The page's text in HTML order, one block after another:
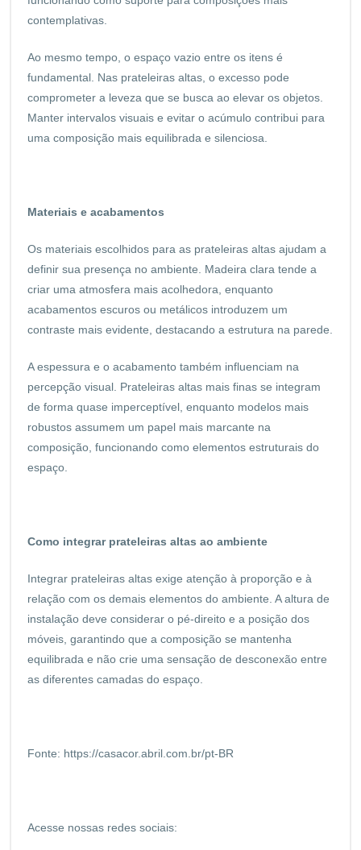
contemplativas.
Ao mesmo tempo, o espaço vazio entre os itens é
fundamental. Nas prateleiras altas, o excesso pode
comprometer a leveza que se busca ao elevar os objetos.
Manter intervalos visuais e evitar o acúmulo contribui para
uma composição mais equilibrada e silenciosa.
Materiais e acabamentos
Os materiais escolhidos para as prateleiras altas ajudam a
definir sua presença no ambiente. Madeira clara tende a
criar uma atmosfera mais acolhedora, enquanto
acabamentos escuros ou metálicos introduzem um
contraste mais evidente, destacando a estrutura na parede.
A espessura e o acabamento também influenciam na
percepção visual. Prateleiras altas mais finas se integram
de forma quase imperceptível, enquanto modelos mais
robustos assumem um papel mais marcante na
composição, funcionando como elementos estruturais do
espaço.
Como integrar prateleiras altas ao ambiente
Integrar prateleiras altas exige atenção à proporção e à
relação com os demais elementos do ambiente. A altura de
instalação deve considerar o pé-direito e a posição dos
móveis, garantindo que a composição se mantenha
equilibrada e não crie uma sensação de desconexão entre
as diferentes camadas do espaço.
Fonte: https://casacor.abril.com.br/pt-BR
Acesse nossas redes sociais: